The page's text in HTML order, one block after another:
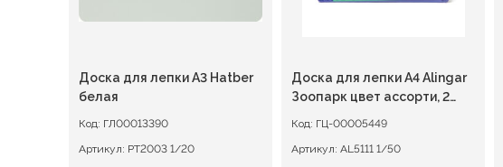
Доска для лепки А3 Hatber
белая
Код: ГЛ00013390
Артикул:
РТ2003 1/20
Доска для лепки А4 Alingar
Зоопарк цвет ассорти, 2
Код: ГЦ-00005449
Артикул:
AL5111 1/50